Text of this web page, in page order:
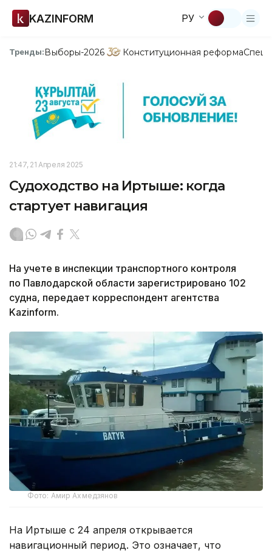
KAZINFORM РУ
Тренды:Выборы-2026 Конституционная реформа
21:47, 21 Апреля 2025
Судоходство на Иртыше: когда
стартует навигация
На учете в инспекции транспортного контроля
по Павлодарской области зарегистрировано 102
судна, передает корреспондент агентства
Kazinform.
Фото: Амир Ахмедзянов
На Иртыше с 24 апреля открывается
навигационный период. Это означает, что